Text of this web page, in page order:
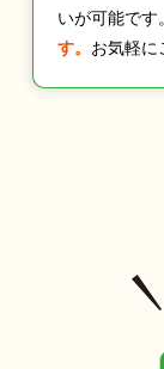
いが可能です。
す。 お気軽に